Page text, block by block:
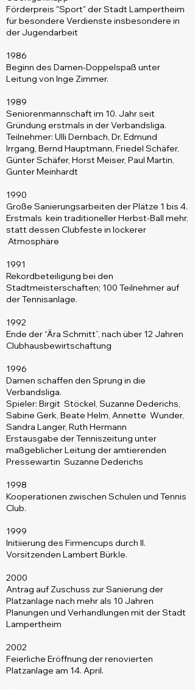
Förderpreis "Sport" der Stadt Lampertheim
für besondere Verdienste insbesondere in
der Jugendarbeit
1986
Beginn des Damen-Doppelspaß unter
Leitung von Inge Zimmer.
1989
Seniorenmannschaft im 10. Jahr seit
Gründung erstmals in der Verbandsliga.
Teilnehmer: Ulli Dernbach, Dr. Edmund
Irrgang, Bernd Hauptmann, Friedel Schäfer,
Günter Schäfer, Horst Meiser, Paul Martin,
Gunter Meinhardt
1990
Große Sanierungsarbeiten der Plätze 1 bis 4.
Erstmals kein traditioneller Herbst-Ball mehr,
statt dessen Clubfeste in lockerer
Atmosphäre
1991
Rekordbeteiligung bei den
Stadtmeisterschaften; 100 Teilnehmer auf
der Tennisanlage.
1992
Ende der “Ära Schmitt”, nach über 12 Jahren
Clubhausbewirtschaftung
1996
Damen schaffen den Sprung in die
Verbandsliga.
Spieler: Birgit Stöckel, Suzanne Dederichs,
Sabine Gerk, Beate Helm, Annette Wunder,
Sandra Langer, Ruth Hermann
Erstausgabe der Tenniszeitung unter
maßgeblicher Leitung der amtierenden
Pressewartin Suzanne Dederichs
1998
Kooperationen zwischen Schulen und Tennis
Club.
1999
Initiierung des Firmencups durch II.
Vorsitzenden Lambert Bürkle.
2000
Antrag auf Zuschuss zur Sanierung der
Platzanlage nach mehr als 10 Jahren
Planungen und Verhandlungen mit der Stadt
Lampertheim
2002
Feierliche Eröffnung der renovierten
Platzanlage am 14. April.